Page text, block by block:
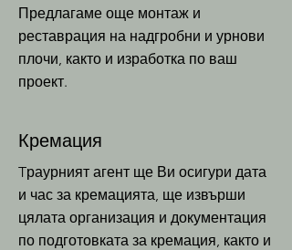
Предлагаме още монтаж и
реставрация на надгробни и урнови
плочи, както и изработка по ваш
проект.
Кремация
Tраурният агент ще Ви осигури дата
и час за кремацията, ще извърши
цялата организация и документация
по подготовката за кремация, както и